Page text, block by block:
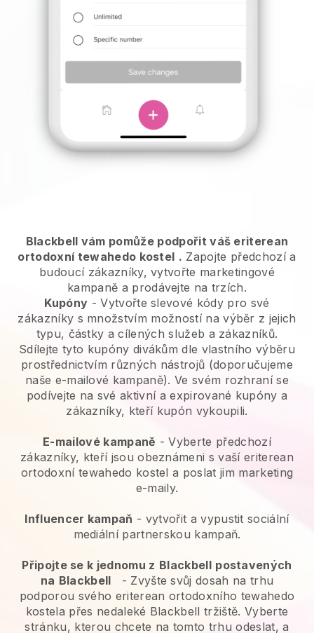
Blackbell vám pomůže podpořit váš eriterean
ortodoxní tewahedo kostel . Zapojte předchozí a
budoucí zákazníky, vytvořte marketingové
kampaně a prodávejte na trzích.
Kupóny - Vytvořte slevové kódy pro své
zákazníky s množstvím možností na výběr z jejich
typu, částky a cílených služeb a zákazníků.
Sdílejte tyto kupóny divákům dle vlastního výběru
prostřednictvím různých nástrojů (doporučujeme
naše e-mailové kampaně). Ve svém rozhraní se
podívejte na své aktivní a expirované kupóny a
zákazníky, kteří kupón vykoupili.
E-mailové kampaně -Vyberte předchozí
zákazníky, kteří jsou obeznámeni s vaší eriterean
ortodoxní tewahedo kostel a poslat jim marketing
e-maily.
Influencer kampaň - vytvořit a vypustit sociální
mediální partnerskou kampaň.
Připojte se k jednomu z Blackbell postavených
na Blackbell - Zvyšte svůj dosah na trhu
podporou svého eriterean ortodoxního tewahedo
kostela přes nedaleké Blackbell tržiště. Vyberte
stránku, kterou chcete na tomto trhu odeslat, a